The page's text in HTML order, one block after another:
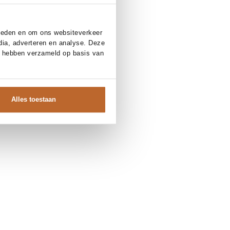
en om ons websiteverkeer
adverteren en analyse. Deze
verzameld op basis van
Alles toestaan